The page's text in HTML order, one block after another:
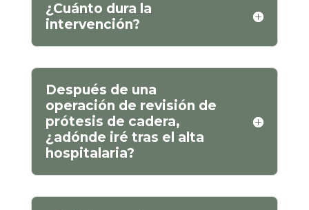
¿Cuánto dura la
intervención?
Después de una
operación de revisión de
prótesis de cadera,
¿adónde iré tras el alta
hospitalaria?